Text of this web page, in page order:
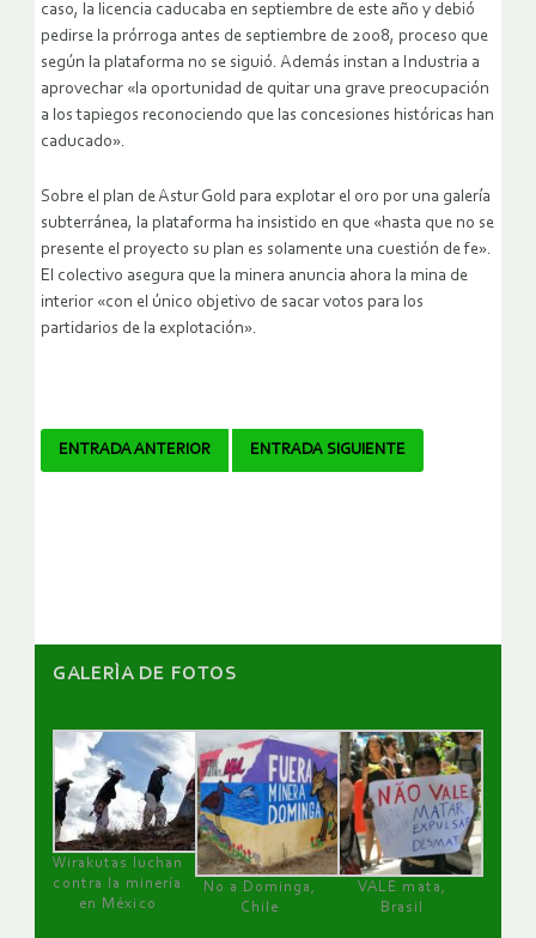
caso, la licencia caducaba en septiembre de este año y debió
pedirse la prórroga antes de septiembre de 2008, proceso que
según la plataforma no se siguió. Además instan a Industria a
aprovechar «la oportunidad de quitar una grave preocupación
a los tapiegos reconociendo que las concesiones históricas han
caducado».
Sobre el plan de Astur Gold para explotar el oro por una galería
subterránea, la plataforma ha insistido en que «hasta que no se
presente el proyecto su plan es solamente una cuestión de fe».
El colectivo asegura que la minera anuncia ahora la mina de
interior «con el único objetivo de sacar votos para los
partidarios de la explotación».
Navegador
ENTRADA ANTERIOR ENTRADA SIGUIENTE
GALERÌA DE FOTOS
Wirakutas luchan
contra la minería
en México
No a Dominga,
Chile
VALE mata,
Brasil